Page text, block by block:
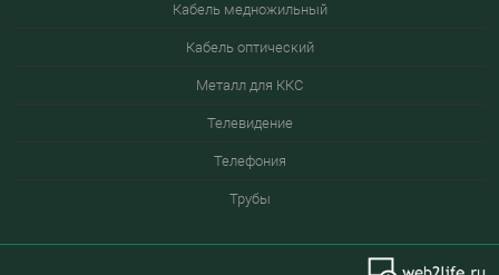
Кабель медножильный
Кабель оптический
Металл для ККС
Телевидение
Телефония
Трубы